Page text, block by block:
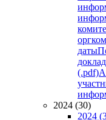
даты
(.pdf)
2024 (30)
2024